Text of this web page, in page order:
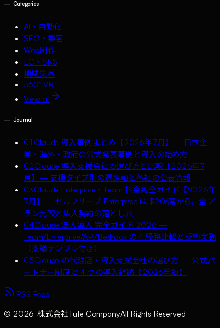
— Categories
AI・自動化
SEO・集客
Web制作
EC・SNS
地域集客
360° VR
View all
— Journal
01Claude 導入事例まとめ【2026年7月】— 日本企
業・海外・政府の公式発表事例と導入の始め方
02Claude 導入支援会社の選び方と比較【2026年7
月】— 支援タイプ別の選定軸と各社の公表情報
03Claude Enterprise・Team 料金完全ガイド【2026年
7月】— セルフサーブ Enterprise は $20/席から。全プ
ラン比較と法人契約の落とし穴
04Claude 法人導入 完全ガイド 2026 —
Team/Enterprise/API/Bedrock の 4 経路比較と契約実務
（稟議テンプレ付き）
05Claude の代理店・導入支援会社の選び方 — 公式パ
ートナー制度と 4 つの導入経路【2026年版】
RSS Feed
© 2026 株式会社Tufe CompanyAll Rights Reserved